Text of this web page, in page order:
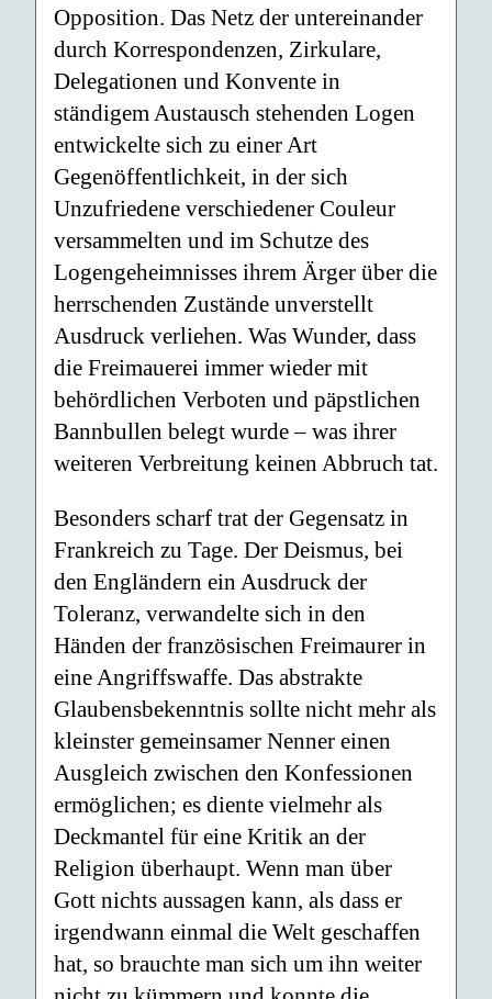
Opposition. Das Netz der untereinander
durch Korrespondenzen, Zirkulare,
Delegationen und Konvente in
ständigem Austausch stehenden Logen
entwickelte sich zu einer Art
Gegenöffentlichkeit, in der sich
Unzufriedene verschiedener Couleur
versammelten und im Schutze des
Logengeheimnisses ihrem Ärger über die
herrschenden Zustände unverstellt
Ausdruck verliehen. Was Wunder, dass
die Freimauerei immer wieder mit
behördlichen Verboten und päpstlichen
Bannbullen belegt wurde – was ihrer
weiteren Verbreitung keinen Abbruch tat.
Besonders scharf trat der Gegensatz in
Frankreich zu Tage. Der Deismus, bei
den Engländern ein Ausdruck der
Toleranz, verwandelte sich in den
Händen der französischen Freimaurer in
eine Angriffswaffe. Das abstrakte
Glaubensbekenntnis sollte nicht mehr als
kleinster gemeinsamer Nenner einen
Ausgleich zwischen den Konfessionen
ermöglichen; es diente vielmehr als
Deckmantel für eine Kritik an der
Religion überhaupt. Wenn man über
Gott nichts aussagen kann, als dass er
irgendwann einmal die Welt geschaffen
hat, so brauchte man sich um ihn weiter